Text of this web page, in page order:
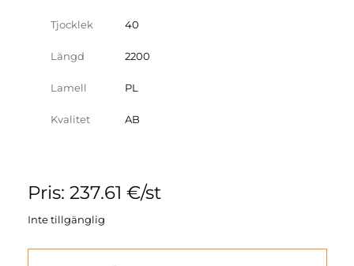
Tjocklek 40
Längd 2200
Lamell PL
Kvalitet AB
Pris: 237.61 €/st
Inte tillgänglig